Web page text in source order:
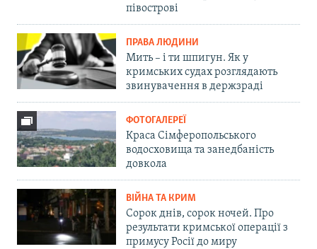
півострові
ПРАВА ЛЮДИНИ
Мить – і ти шпигун. Як у
кримських судах розглядають
звинувачення в держзраді
ФОТОГАЛЕРЕЇ
Краса Сімферопольського
водосховища та занедбаність
довкола
ВІЙНА ТА КРИМ
Сорок днів, сорок ночей. Про
результати кримської операції з
примусу Росії до миру